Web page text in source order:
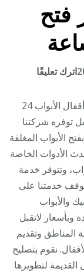
نجار فتح
اترك تعليقًا
أبواب
واقفال
ابوفطيرة
/
/
فتح
اقفال
الأبواب
24
فتح أبواب واقفال ابوفطيرة بالكويت نجار فتح أقفال الأبواب 24
توفره شركتنا
الأبواب المغلقة
الأدوات الخاصة
وتتوفر خدمة
خدمتنا على
والأبواب
وبأسعار لاتقبل
المناطق وتقديم
نقوم بتصليح
لتطويرها